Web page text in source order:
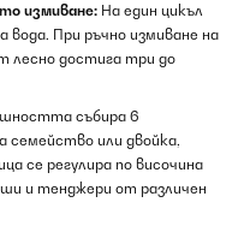
измиване: На един цикъл
При ръчно измиване на
лесно достига три до
събира 6
семейство или двойка,
се регулира по височина
и тенджери от различен